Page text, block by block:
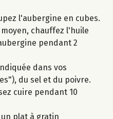
l'aubergine en cubes.
chauffez l'huile
pendant 2
dans vos
du sel et du poivre.
cuire pendant 10
plat à gratin